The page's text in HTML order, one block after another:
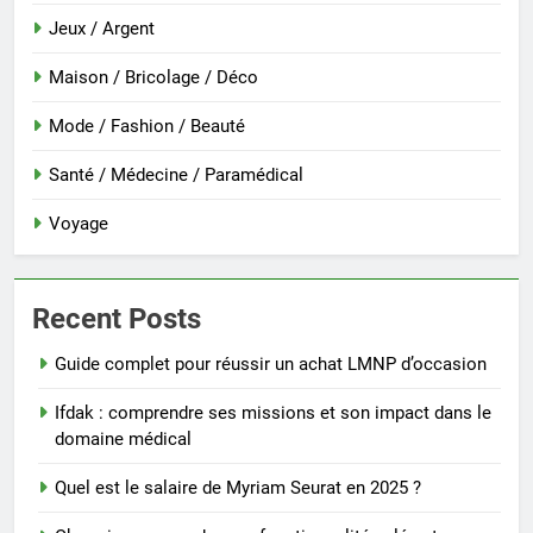
Jeux / Argent
Maison / Bricolage / Déco
Mode / Fashion / Beauté
Santé / Médecine / Paramédical
Voyage
Recent Posts
Guide complet pour réussir un achat LMNP d’occasion
Ifdak : comprendre ses missions et son impact dans le
domaine médical
Quel est le salaire de Myriam Seurat en 2025 ?